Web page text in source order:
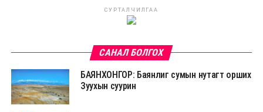
СУРТАЛЧИЛГАА
САНАЛ БОЛГОХ
БАЯНХОНГОР: Баянлиг сумын нутагт орших
Зуухын суурин